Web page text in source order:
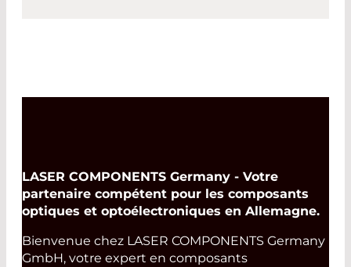
LASER COMPONENTS Germany - Votre
partenaire compétent pour les composants
optiques et optoélectroniques en Allemagne.
Bienvenue chez LASER COMPONENTS Germany
GmbH, votre expert en composants